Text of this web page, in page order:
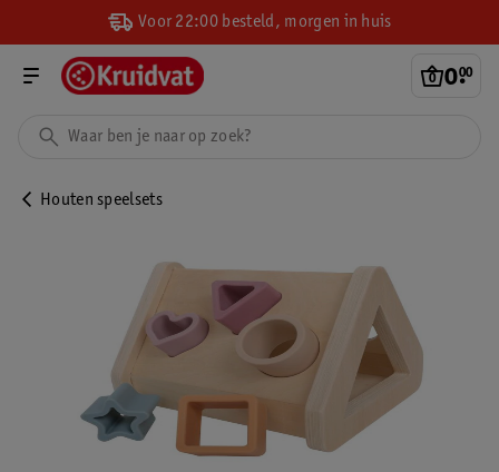
Voor 22:00 besteld, morgen in huis
0.
00
Houten speelsets